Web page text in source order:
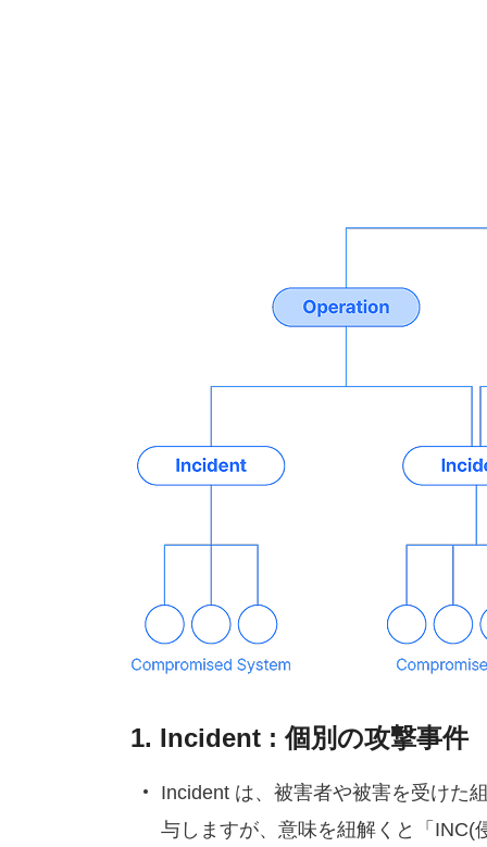
1. Incident : 個別の攻撃事件
Incident は、被害者や被害を受けた
与しますが、意味を紐解くと「INC(